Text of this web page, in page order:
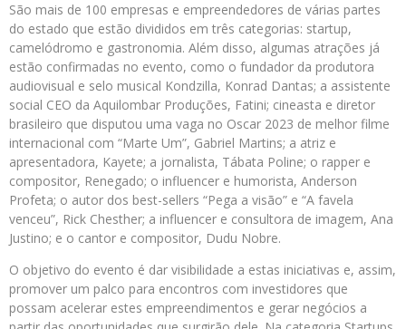
São mais de 100 empresas e empreendedores de várias partes
do estado que estão divididos em três categorias: startup,
camelódromo e gastronomia. Além disso, algumas atrações já
estão confirmadas no evento, como o fundador da produtora
audiovisual e selo musical Kondzilla, Konrad Dantas; a assistente
social CEO da Aquilombar Produções, Fatini; cineasta e diretor
brasileiro que disputou uma vaga no Oscar 2023 de melhor filme
internacional com “Marte Um”, Gabriel Martins; a atriz e
apresentadora, Kayete; a jornalista, Tábata Poline; o rapper e
compositor, Renegado; o influencer e humorista, Anderson
Profeta; o autor dos best-sellers “Pega a visão” e “A favela
venceu”, Rick Chesther; a influencer e consultora de imagem, Ana
Justino; e o cantor e compositor, Dudu Nobre.
O objetivo do evento é dar visibilidade a estas iniciativas e, assim,
promover um palco para encontros com investidores que
possam acelerar estes empreendimentos e gerar negócios a